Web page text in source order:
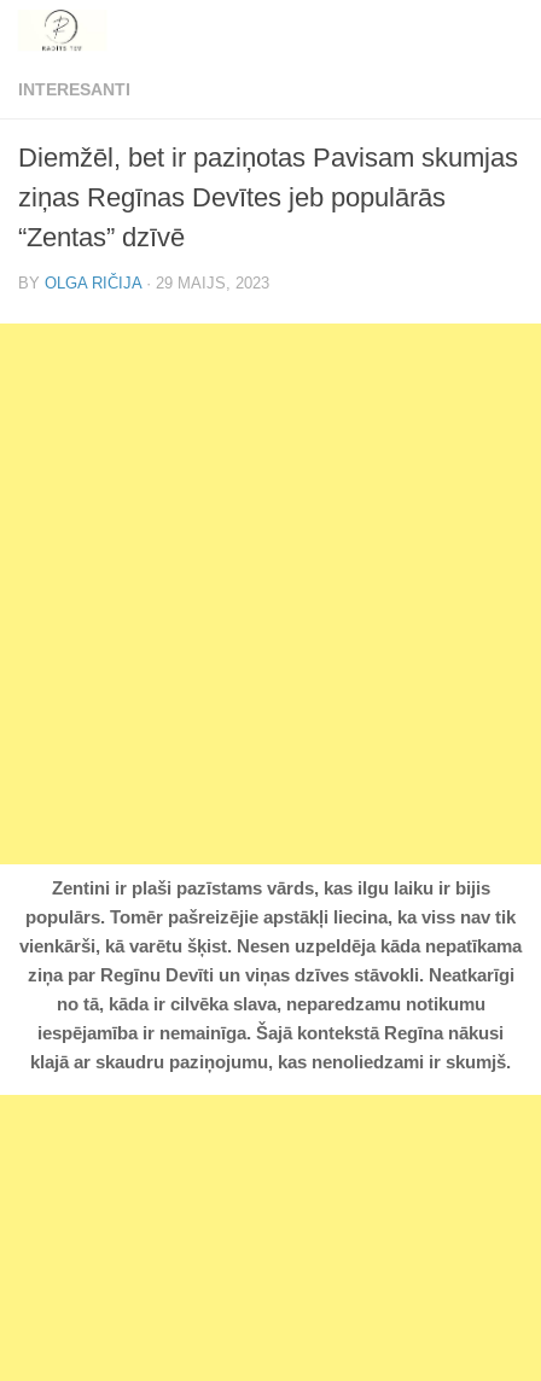
Skip to content
INTERESANTI
Diemžēl, bet ir paziņotas Pavisam skumjas
ziņas Regīnas Devītes jeb populārās
“Zentas” dzīvē
BY OLGA RIČIJA · 29 MAIJS, 2023
Zentini ir plaši pazīstams vārds, kas ilgu laiku ir bijis
populārs. Tomēr pašreizējie apstākļi liecina, ka viss nav tik
vienkārši, kā varētu šķist. Nesen uzpeldēja kāda nepatīkama
ziņa par Regīnu Devīti un viņas dzīves stāvokli. Neatkarīgi
no tā, kāda ir cilvēka slava, neparedzamu notikumu
iespējamība ir nemainīga. Šajā kontekstā Regīna nākusi
klajā ar skaudru paziņojumu, kas nenoliedzami ir skumjš.